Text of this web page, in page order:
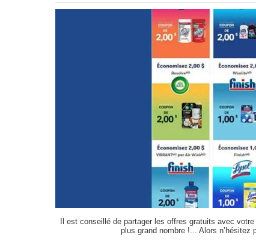
Il est conseillé de partager les offres gratuits avec
plus grand nombre !... Alors n’hésitez